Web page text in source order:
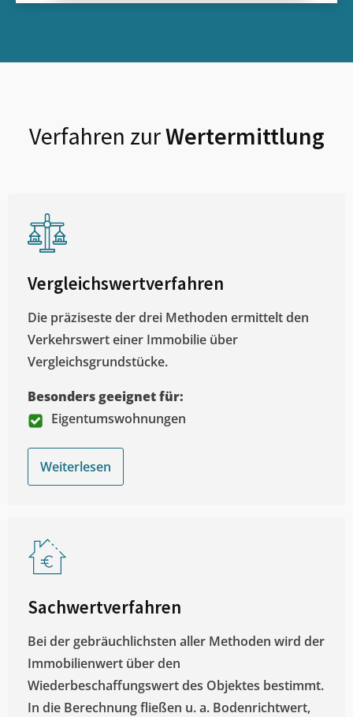
Verfahren zurWertermittlung
Vergleichswertverfahren
Die präziseste der drei Methoden ermittelt den
Verkehrswert einer Immobilie über
Vergleichsgrundstücke.
Besonders geeignet für:
Eigentumswohnungen
Weiterlesen
Sachwertverfahren
Bei der gebräuchlichsten aller Methoden wird der
Immobilienwert über den
Wiederbeschaffungswert des Objektes bestimmt.
In die Berechnung fließen u. a. Bodenrichtwert,